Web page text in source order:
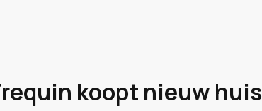
koopt nieuw huis